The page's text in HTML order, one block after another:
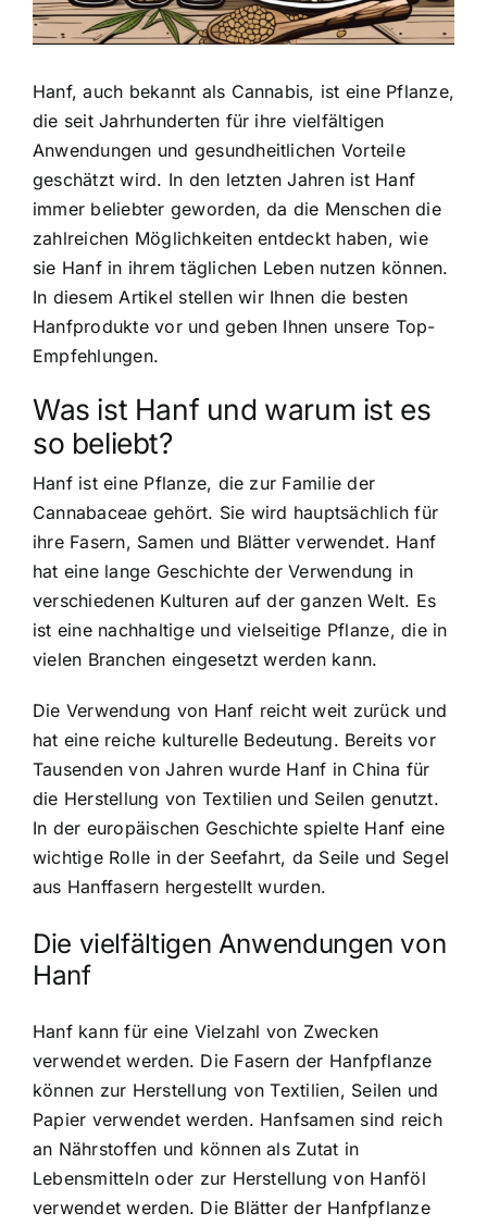
Hanf, auch bekannt als Cannabis, ist eine Pflanze,
die seit Jahrhunderten für ihre vielfältigen
Anwendungen und gesundheitlichen Vorteile
geschätzt wird. In den letzten Jahren ist Hanf
immer beliebter geworden, da die Menschen die
zahlreichen Möglichkeiten entdeckt haben, wie
sie Hanf in ihrem täglichen Leben nutzen können.
In diesem Artikel stellen wir Ihnen die besten
Hanfprodukte vor und geben Ihnen unsere Top-
Empfehlungen.
Was ist Hanf und warum ist es
so beliebt?
Hanf ist eine Pflanze, die zur Familie der
Cannabaceae gehört. Sie wird hauptsächlich für
ihre Fasern, Samen und Blätter verwendet. Hanf
hat eine lange Geschichte der Verwendung in
verschiedenen Kulturen auf der ganzen Welt. Es
ist eine nachhaltige und vielseitige Pflanze, die in
vielen Branchen eingesetzt werden kann.
Die Verwendung von Hanf reicht weit zurück und
hat eine reiche kulturelle Bedeutung. Bereits vor
Tausenden von Jahren wurde Hanf in China für
die Herstellung von Textilien und Seilen genutzt.
In der europäischen Geschichte spielte Hanf eine
wichtige Rolle in der Seefahrt, da Seile und Segel
aus Hanffasern hergestellt wurden.
Die vielfältigen Anwendungen von
Hanf
Hanf kann für eine Vielzahl von Zwecken
verwendet werden. Die Fasern der Hanfpflanze
können zur Herstellung von Textilien, Seilen und
Papier verwendet werden. Hanfsamen sind reich
an Nährstoffen und können als Zutat in
Lebensmitteln oder zur Herstellung von Hanföl
verwendet werden. Die Blätter der Hanfpflanze